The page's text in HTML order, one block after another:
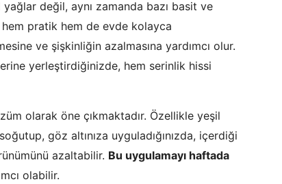
değil, aynı zamanda bazı basit ve
pratik hem de evde kolayca
ve şişkinliğin azalmasına yardımcı olur.
yerleştirdiğinizde, hem serinlik hissi
olarak öne çıkmaktadır. Özellikle yeşil
göz altınıza uyguladığınızda, içerdiği
azaltabilir. Bu uygulamayı haftada
olabilir.